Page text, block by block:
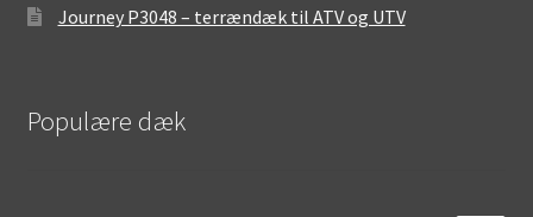
Journey P3048 – terrændæk til ATV og UTV
Populære dæk